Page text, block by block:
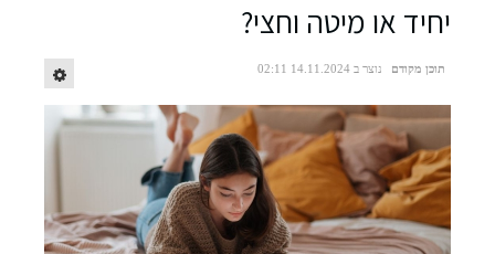
יחיד או מיטה וחצי?
תוכן מקודם נוצר ב 14.11.2024 02:11